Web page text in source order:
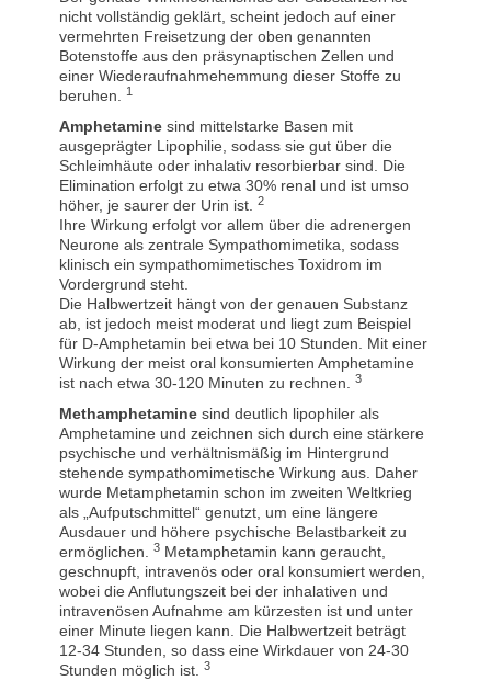
nicht vollständig geklärt, scheint jedoch auf einer
vermehrten Freisetzung der oben genannten
Botenstoffe aus den präsynaptischen Zellen und
einer Wiederaufnahmehemmung dieser Stoffe zu
beruhen. 1
Amphetamine sind mittelstarke Basen mit
ausgeprägter Lipophilie, sodass sie gut über die
Schleimhäute oder inhalativ resorbierbar sind. Die
Elimination erfolgt zu etwa 30% renal und ist umso
höher, je saurer der Urin ist. 2
Ihre Wirkung erfolgt vor allem über die adrenergen
Neurone als zentrale Sympathomimetika, sodass
klinisch ein sympathomimetisches Toxidrom im
Vordergrund steht.
Die Halbwertzeit hängt von der genauen Substanz
ab, ist jedoch meist moderat und liegt zum Beispiel
für D-Amphetamin bei etwa bei 10 Stunden. Mit einer
Wirkung der meist oral konsumierten Amphetamine
ist nach etwa 30-120 Minuten zu rechnen. 3
Methamphetamine sind deutlich lipophiler als
Amphetamine und zeichnen sich durch eine stärkere
psychische und verhältnismäßig im Hintergrund
stehende sympathomimetische Wirkung aus. Daher
wurde Metamphetamin schon im zweiten Weltkrieg
als „Aufputschmittel“ genutzt, um eine längere
Ausdauer und höhere psychische Belastbarkeit zu
ermöglichen. 3 Metamphetamin kann geraucht,
geschnupft, intravenös oder oral konsumiert werden,
wobei die Anflutungszeit bei der inhalativen und
intravenösen Aufnahme am kürzesten ist und unter
einer Minute liegen kann. Die Halbwertzeit beträgt
12-34 Stunden, so dass eine Wirkdauer von 24-30
Stunden möglich ist. 3